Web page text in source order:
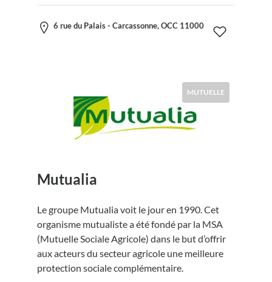
6 rue du Palais - Carcassonne, OCC 11000
MUTUELLE
Mutualia
Le groupe Mutualia voit le jour en 1990. Cet
organisme mutualiste a été fondé par la MSA
(Mutuelle Sociale Agricole) dans le but d’offrir
aux acteurs du secteur agricole une meilleure
protection sociale complémentaire.